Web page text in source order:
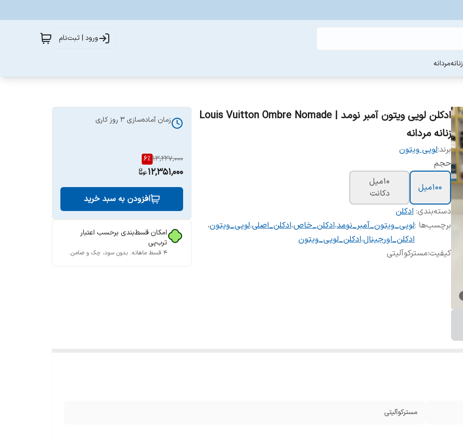
ورود | ثبت‌نام
زنانهمردانه
ادکلن لویی ویتون آمبر نومد | Louis Vuitton Ombre Nomade
زنانه مردانه
برند:لویی ویتون
حجم
100ميل
10ميل
دکانت
دسته‌بندی: ادکلن
برچسب‌ها :لویی_ویتون_آمبر_نومد،ادکلن_خاص،ادکلن_اصلی،لویی_ویتون،
ادکلن_اورجینال،ادکلن_لویی_ویتون
کیفیت:مسترکوآلیتی
زمان آماده‌سازی 3 روز کاری
13,227,000
6%
12,351,000
افزودن به سبد خرید
امکان قسط‌بندی برحسب اعتبار
ترب‌پی
۴ قسط ماهانه. بدون سود، چک و ضامن.
مسترکوآلیتی